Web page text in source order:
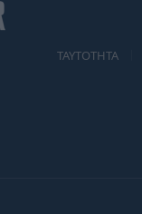
TAYTOTHTA